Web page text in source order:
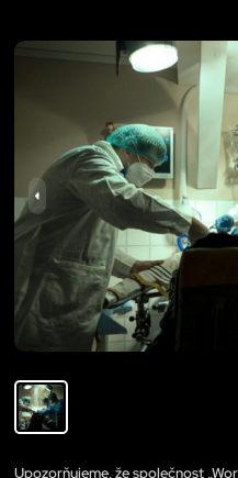
Upozorňujeme, že společnost